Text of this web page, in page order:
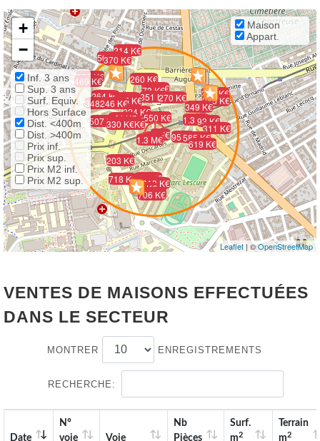
469 K€
95 K€
1 M€ 585 K€
619 K€
1 M€
370 K€
93 K€
365 K€ 311 K€
324 K€
507 K€
264 K€
1.3 M€
348 K€
454 K€
505 K€
285 K€
349 K€
598 K€
351 K€
260 K€
260 K€
73 K€
380 K€
1.3 M€
203 K€
718 K€
214 K€
415 K€
819 K€
525 K€
460 K€
270 K€
550 K€
246 K€
235 K€
550 K€
800 K€
975 K€
706 K€
330 K€
+
−
Inf. 3 ans
Sup. 3 ans
Surf. Equiv.
Hors Surface
Dist. <400m
Dist. >400m
Prix inf.
Prix sup.
Prix M2 inf.
Prix M2 sup.
Maison
Appart.
Leaflet | ©OpenStreetMap
VENTES DE MAISONS EFFECTUÉES
DANS LE SECTEUR
MONTRER ENREGISTREMENTS
RECHERCHE:
Date
N°
voie
Voie
Nb
Pièces
Surf.
m2
Terrain
m2